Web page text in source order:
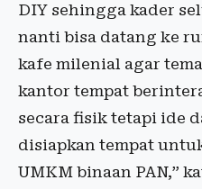
DIY sehingga kader
nanti bisa datang ke
kafe milenial agar
kantor tempat
secara fisik tetapi ide
disiapkan tempat
UMKM binaan PAN,”